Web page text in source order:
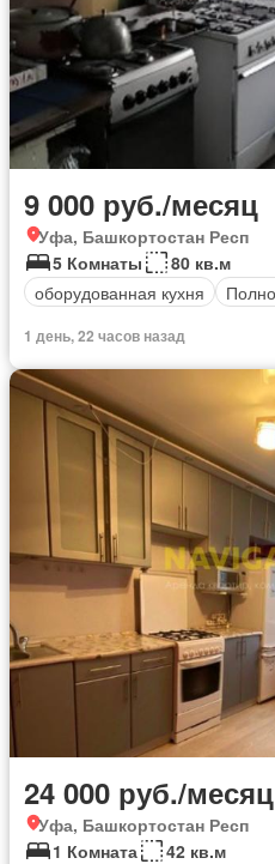
9 000 руб./месяц
Уфа, Башкортостан Респ
5 Комнаты
80 кв.м
оборудованная кухня
1 день, 22 часов назад
24 000 руб./месяц
Уфа, Башкортостан Респ
1 Комната
42 кв.м